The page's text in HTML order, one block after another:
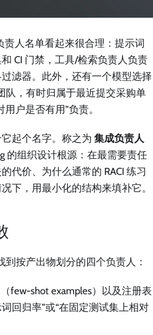
人名单看起来很合理：提示词
CI 门禁，工具/检索负责人负责
滤器。此外，还有一个模型选择
，有时归属于最近提交采购单
户是否有用”负责。
起个名字。称之为 集成负责人
的组织设计根源：在最需要责任
代价、为什么通常的 RACI 练习
下，用最小化的结构来填补它。
按产出物划分的四个负责人：
few-shot examples）以及注册表
回归率”或“在固定测试集上相对